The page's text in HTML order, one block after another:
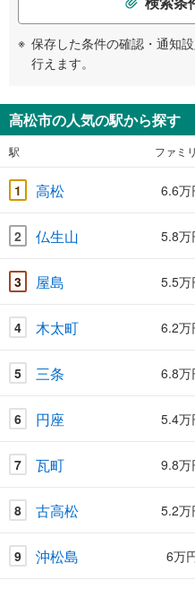
保存した条件の確認・通知
行えます。
高松市の人気の駅から探す
駅 ファミ
1 高松 6.6万
2 仏生山 5.8万
3 屋島 5.5万
4 木太町 6.2万
5 三条 6.8万
6 円座 5.4万
7 瓦町 9.8万
8 古高松 5.2万
9 沖松島 6万